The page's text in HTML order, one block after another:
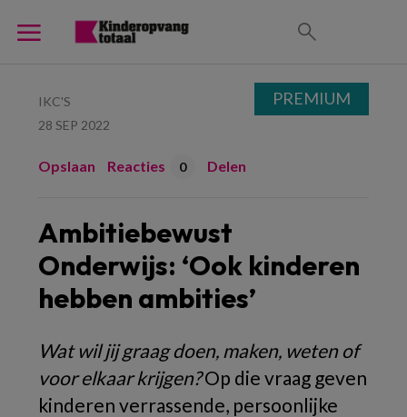
IKC'S
28 SEP 2022
Opslaan Reacties 0 Delen
Ambitiebewust
Onderwijs: ‘Ook kinderen
hebben ambities’
Wat wil jij graag doen, maken, weten of
voor elkaar krijgen?Op die vraag geven
kinderen verrassende, persoonlijke
PREMIUM